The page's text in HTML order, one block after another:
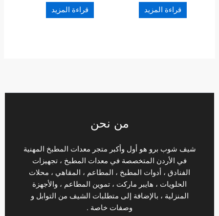
قراءة المزيد
قراءة المزيد
من نحن
شيف شوب برو هو أول وأكبر متجر معدات المطبخ المهنية
في الأردن المتخصصة في معدات المطبخ ، تجهيزات
الفنادق ، أدوات المطبخ ، المطاعم ، المقاهي ، محلات
الحلويات ، هايبر ماركت ، تموين المطاعم ، والأجهزة
المنزلية ، بالإضافة إلى متطلبات الشيف من التوابل و
وصفات خاصة .